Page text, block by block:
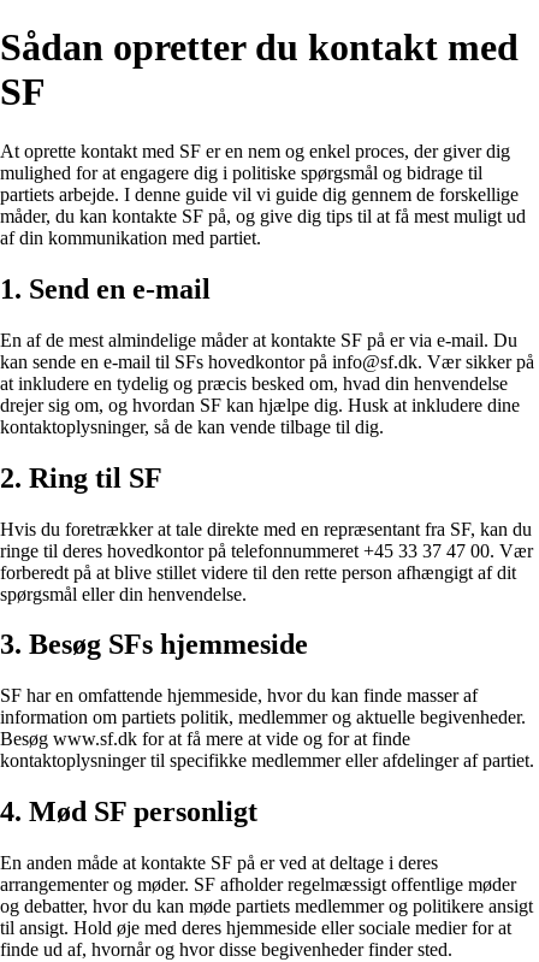
Sådan opretter du kontakt med
SF
At oprette kontakt med SF er en nem og enkel proces, der giver dig
mulighed for at engagere dig i politiske spørgsmål og bidrage til
partiets arbejde. I denne guide vil vi guide dig gennem de forskellige
måder, du kan kontakte SF på, og give dig tips til at få mest muligt ud
af din kommunikation med partiet.
1. Send en e-mail
En af de mest almindelige måder at kontakte SF på er via e-mail. Du
kan sende en e-mail til SFs hovedkontor på info@sf.dk. Vær sikker på
at inkludere en tydelig og præcis besked om, hvad din henvendelse
drejer sig om, og hvordan SF kan hjælpe dig. Husk at inkludere dine
kontaktoplysninger, så de kan vende tilbage til dig.
2. Ring til SF
Hvis du foretrækker at tale direkte med en repræsentant fra SF, kan du
ringe til deres hovedkontor på telefonnummeret +45 33 37 47 00. Vær
forberedt på at blive stillet videre til den rette person afhængigt af dit
spørgsmål eller din henvendelse.
3. Besøg SFs hjemmeside
SF har en omfattende hjemmeside, hvor du kan finde masser af
information om partiets politik, medlemmer og aktuelle begivenheder.
Besøg www.sf.dk for at få mere at vide og for at finde
kontaktoplysninger til specifikke medlemmer eller afdelinger af partiet.
4. Mød SF personligt
En anden måde at kontakte SF på er ved at deltage i deres
arrangementer og møder. SF afholder regelmæssigt offentlige møder
og debatter, hvor du kan møde partiets medlemmer og politikere ansigt
til ansigt. Hold øje med deres hjemmeside eller sociale medier for at
finde ud af, hvornår og hvor disse begivenheder finder sted.